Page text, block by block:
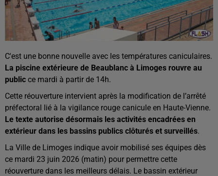
C'est une bonne nouvelle avec les températures caniculaires.
La piscine extérieure de Beaublanc à Limoges rouvre au
public ce mardi à partir de 14h.
Cette réouverture intervient après la modification de l’arrêté
préfectoral lié à la vigilance rouge canicule en Haute-Vienne.
Le texte autorise désormais les activités encadrées en
extérieur dans les bassins publics clôturés et surveillés.
La Ville de Limoges indique avoir mobilisé ses équipes dès
ce mardi 23 juin 2026 (matin) pour permettre cette
réouverture dans les meilleurs délais. Le bassin extérieur